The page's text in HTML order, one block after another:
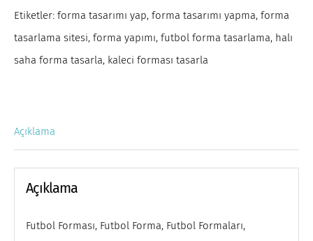
Etiketler: forma tasarımı yap, forma tasarımı yapma, forma
tasarlama sitesi, forma yapımı, futbol forma tasarlama, halı
saha forma tasarla, kaleci forması tasarla
Açıklama
Açıklama
Futbol Forması, Futbol Forma, Futbol Formaları,